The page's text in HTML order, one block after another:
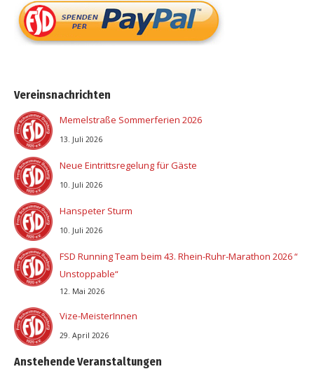
Vereinsnachrichten
Memelstraße Sommerferien 2026
13. Juli 2026
Neue Eintrittsregelung für Gäste
10. Juli 2026
Hanspeter Sturm
10. Juli 2026
FSD Running Team beim 43. Rhein-Ruhr-Marathon 2026 “
Unstoppable“
12. Mai 2026
Vize-MeisterInnen
29. April 2026
Anstehende Veranstaltungen